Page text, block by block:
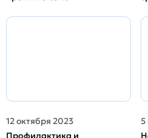
12 октября 2023
Профилактика и
5